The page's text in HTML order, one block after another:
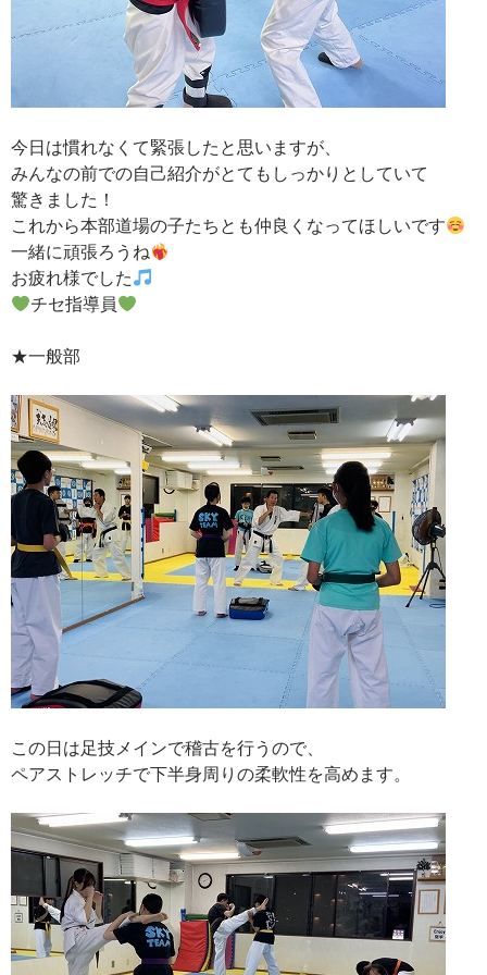
今日は慣れなくて緊張したと思いますが、
みんなの前での自己紹介がとてもしっかりとしていて
驚きました！
これから本部道場の子たちとも仲良くなってほしいです
一緒に頑張ろうね
お疲れ様でした
チセ指導員
★一般部
この日は足技メインで稽古を行うので、
ペアストレッチで下半身周りの柔軟性を高めます。